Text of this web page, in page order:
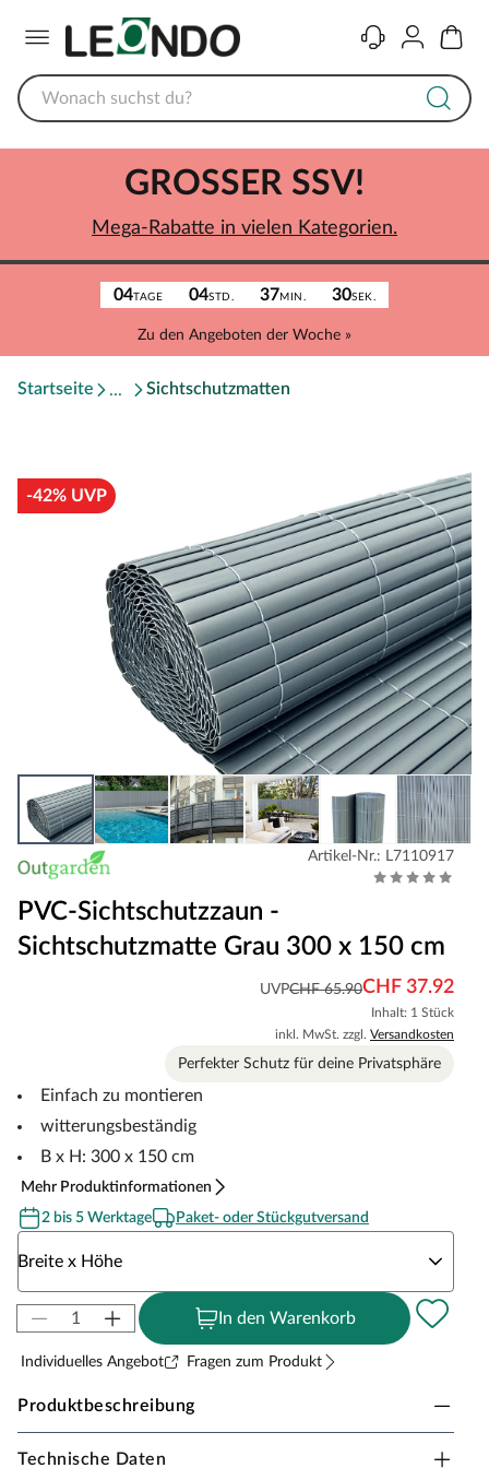
KontaktKonto
04TAGE 04STD. 37MIN. 30SEK.
Zu den Angeboten der Woche »
GROSSER SSV!
Mega-Rabatte in vielen Kategorien.
Startseite Sichtschutzmatten
-42% UVP
Artikel-Nr.: L7110917
PVC-Sichtschutzzaun -
Sichtschutzmatte Grau 300 x 150 cm
UVPCHF 65.90CHF 37.92
Inhalt: 1 Stück
inkl. MwSt. zzgl. Versandkosten
Perfekter Schutz für deine Privatsphäre
Einfach zu montieren
witterungsbeständig
B x H: 300 x 150 cm
Mehr Produktinformationen
2 bis 5 Werktage
Paket- oder Stückgutversand
Breite x Höhe
In den Warenkorb
Individuelles Angebot Fragen zum Produkt
Produktbeschreibung
Technische Daten